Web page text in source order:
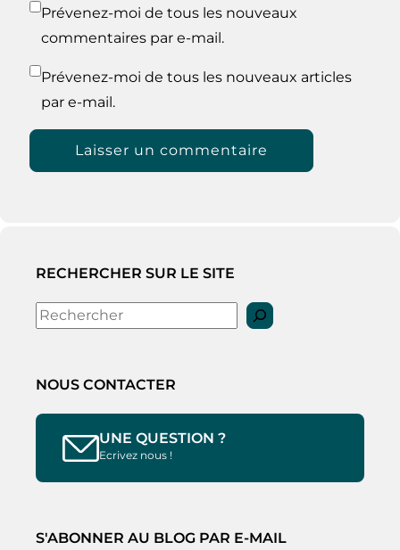
Prévenez-moi de tous les nouveaux
commentaires par e-mail.
Prévenez-moi de tous les nouveaux articles
par e-mail.
RECHERCHER SUR LE SITE
Rechercher
NOUS CONTACTER
UNE QUESTION ?
Ecrivez nous !
S'ABONNER AU BLOG PAR E-MAIL